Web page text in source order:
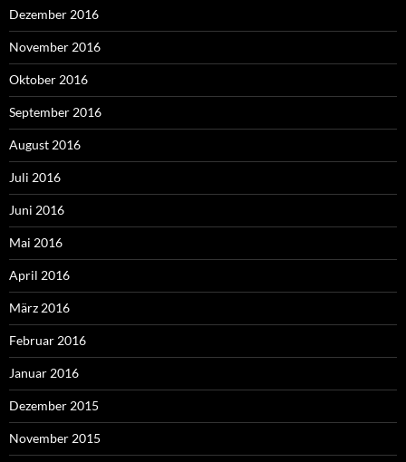
Dezember 2016
November 2016
Oktober 2016
September 2016
August 2016
Juli 2016
Juni 2016
Mai 2016
April 2016
März 2016
Februar 2016
Januar 2016
Dezember 2015
November 2015